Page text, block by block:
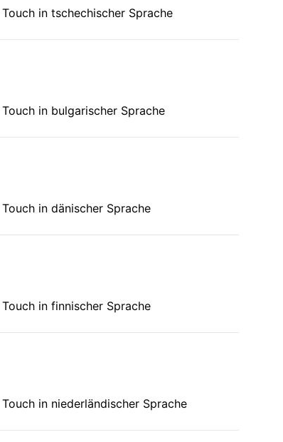
in tschechischer Sprache
in bulgarischer Sprache
in dänischer Sprache
in finnischer Sprache
in niederländischer Sprache